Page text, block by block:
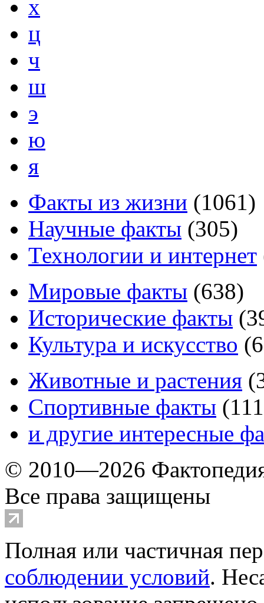
х
ц
ч
ш
э
ю
я
Факты из жизни (1061)
Научные факты (305)
Технологии и интернет
Мировые факты (638)
Исторические факты (
Культура и искусство (
Животные и растения (
Спортивные факты (111
и другие интересные
© 2010—2026
Все права защищены
Полная или частичная
соблюдении условий.